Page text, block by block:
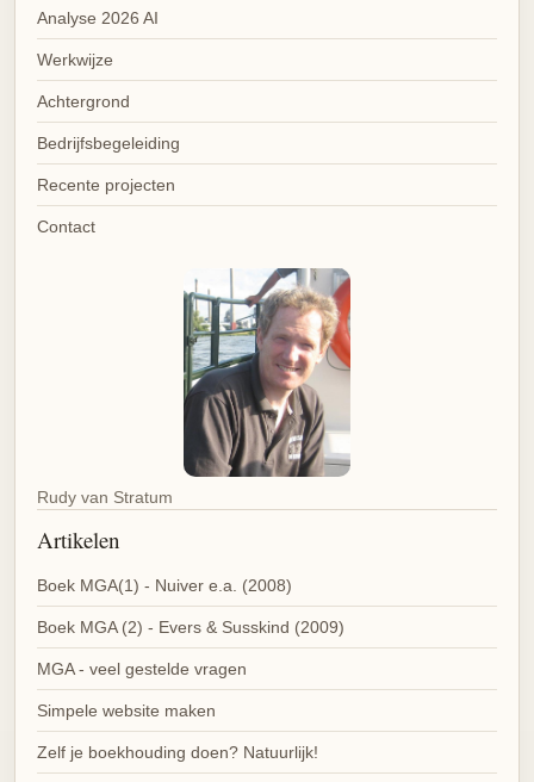
Analyse 2026 AI
Werkwijze
Achtergrond
Bedrijfsbegeleiding
Recente projecten
Contact
Rudy van Stratum
Artikelen
Boek MGA(1) - Nuiver e.a. (2008)
Boek MGA (2) - Evers & Susskind (2009)
MGA - veel gestelde vragen
Simpele website maken
Zelf je boekhouding doen? Natuurlijk!